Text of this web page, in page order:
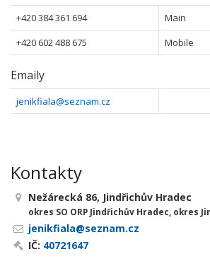
+420 384 361 694
Main
+420 602 488 675
Mobile
Emaily
jenikfiala@seznam.cz
Kontakty
Nežárecká 86, Jindřichův Hradec
okres SO ORP Jindřichův Hradec, okres
jenikfiala@seznam.cz
IČ: 40721647